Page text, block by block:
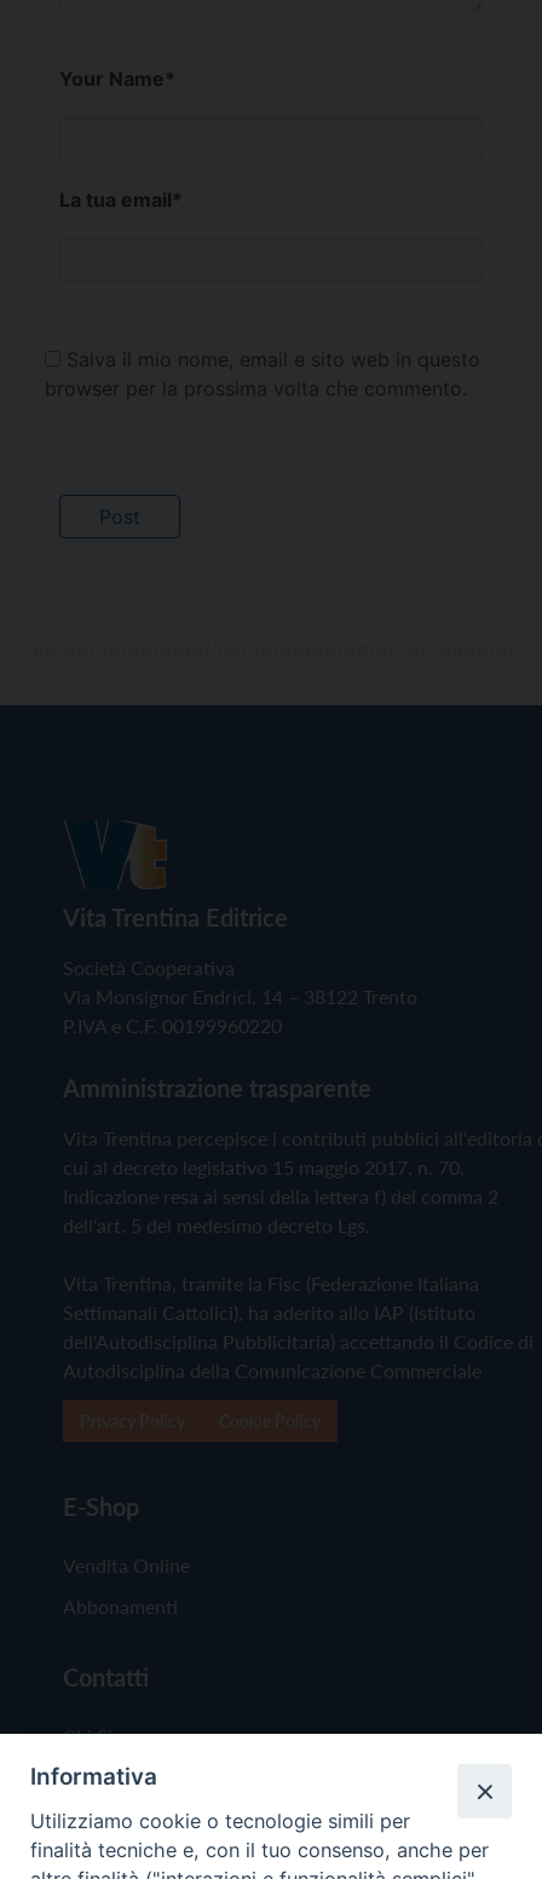
Your Name*
La tua email*
Salva il mio nome, email e sito web in questo
browser per la prossima volta che commento.
Vita Trentina Editrice
Società Cooperativa
Via Monsignor Endrici, 14 – 38122 Trento
P.IVA e C.F. 00199960220
Amministrazione trasparente
Vita Trentina percepisce i contributi pubblici all'editoria
cui al decreto legislativo 15 maggio 2017, n. 70.
Indicazione resa ai sensi della lettera f) del comma 2
dell'art. 5 del medesimo decreto Lgs.
Vita Trentina, tramite la Fisc (Federazione Italiana
Settimanali Cattolici), ha aderito allo IAP (Istituto
dell'Autodisciplina Pubblicitaria) accettando il Codice di
Autodisciplina della Comunicazione Commerciale
E-Shop
Vendita Online
Abbonamenti
Contatti
Chi Siamo
Redazione
Scrivici
Informativa
Utilizziamo cookie o tecnologie simili per
finalità tecniche e, con il tuo consenso, anche per